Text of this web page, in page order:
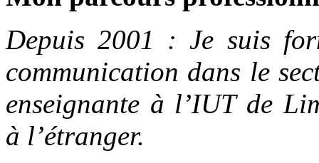
Depuis 2001 : Je suis
communication dans le
enseignante à l’IUT de
à l’étranger.